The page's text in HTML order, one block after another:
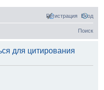
Вход
Регистрация
Поиск
для цитирования